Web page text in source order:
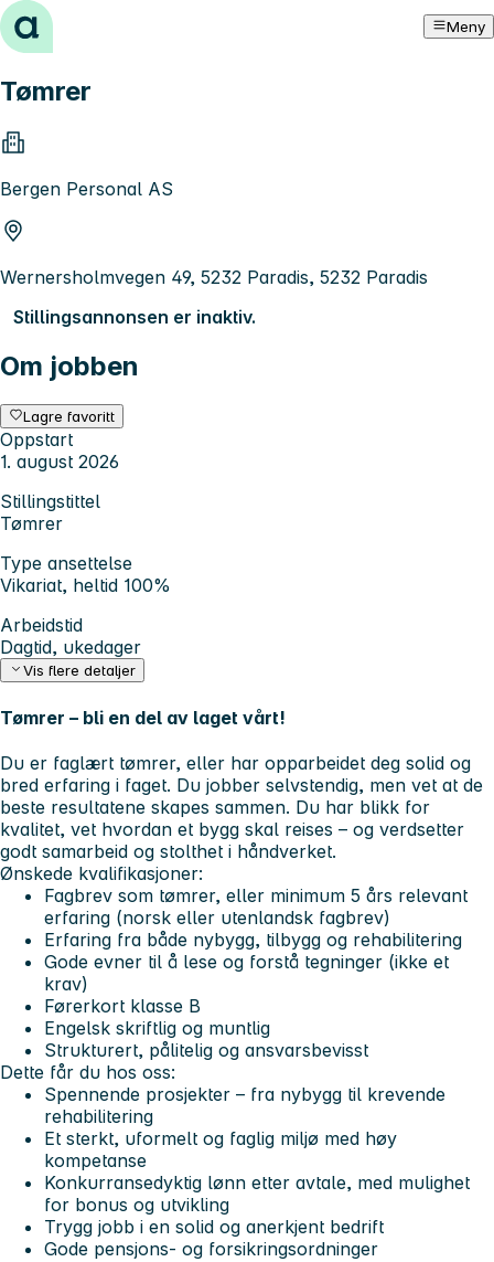
Hopp til innhold Meny
Tømrer
Bergen Personal AS
Wernersholmvegen 49, 5232 Paradis, 5232 Paradis
Stillingsannonsen er inaktiv.
Om jobben
Lagre favoritt
Oppstart
1. august 2026
Stillingstittel
Tømrer
Type ansettelse
Vikariat, heltid 100%
Arbeidstid
Dagtid, ukedager
Vis flere detaljer
Tømrer – bli en del av laget vårt!
Du er faglært tømrer, eller har opparbeidet deg solid og
bred erfaring i faget. Du jobber selvstendig, men vet at de
beste resultatene skapes sammen. Du har blikk for
kvalitet, vet hvordan et bygg skal reises – og verdsetter
godt samarbeid og stolthet i håndverket.
Ønskede kvalifikasjoner:
Fagbrev som tømrer, eller minimum 5 års relevant
erfaring (norsk eller utenlandsk fagbrev)
Erfaring fra både nybygg, tilbygg og rehabilitering
Gode evner til å lese og forstå tegninger (ikke et
krav)
Førerkort klasse B
Engelsk skriftlig og muntlig
Strukturert, pålitelig og ansvarsbevisst
Dette får du hos oss:
Spennende prosjekter – fra nybygg til krevende
rehabilitering
Et sterkt, uformelt og faglig miljø med høy
kompetanse
Konkurransedyktig lønn etter avtale, med mulighet
for bonus og utvikling
Trygg jobb i en solid og anerkjent bedrift
Gode pensjons- og forsikringsordninger